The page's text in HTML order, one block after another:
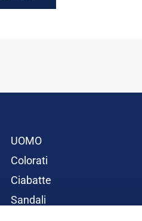
UOMO
Colorati
Ciabatte
Sandali